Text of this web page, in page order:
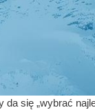
da się „wybrać